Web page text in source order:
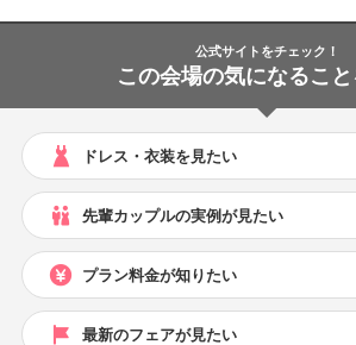
公式サイトをチェック！
この会場の気になるこ
ドレス・衣装を見たい
先輩カップルの実例が見たい
プラン料金が知りたい
最新のフェアが見たい